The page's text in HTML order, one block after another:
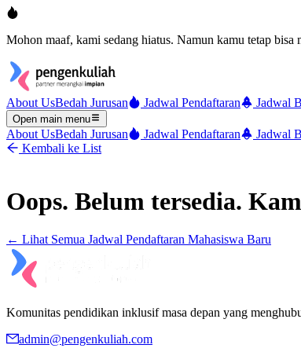
Mohon maaf, kami sedang hiatus. Namun kamu tetap bisa
About UsBedah Jurusan Jadwal Pendaftaran Jadwal
Open main menu
About UsBedah Jurusan Jadwal Pendaftaran
Jadwal
Kembali ke List
Oops. Belum tersedia.
← Lihat Semua Jadwal Pendaftaran Mahasiswa Baru
Komunitas pendidikan inklusif masa depan yang
admin@pengenkuliah.com